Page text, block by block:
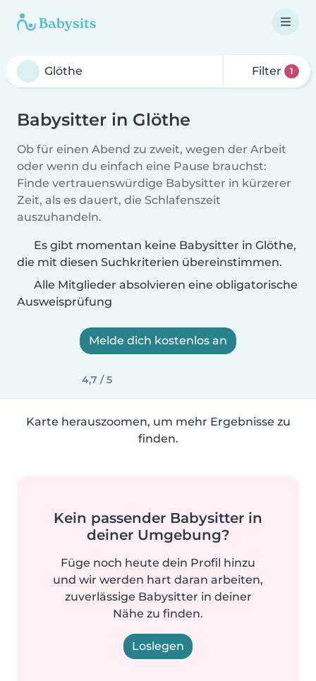
Filter 1
Babysitter in Glöthe
Ob für einen Abend zu zweit, wegen der Arbeit
oder wenn du einfach eine Pause brauchst:
Finde vertrauenswürdige Babysitter in kürzerer
Zeit, als es dauert, die Schlafenszeit
auszuhandeln.
Es gibt momentan keine Babysitter in Glöthe,
die mit diesen Suchkriterien übereinstimmen.
Alle Mitglieder absolvieren eine obligatorische
Ausweisprüfung
Melde dich kostenlos an
4,7 / 5
Karte herauszoomen, um mehr Ergebnisse zu
finden.
Kein passender Babysitter in
deiner Umgebung?
Füge noch heute dein Profil hinzu
und wir werden hart daran arbeiten,
zuverlässige Babysitter in deiner
Nähe zu finden.
Loslegen